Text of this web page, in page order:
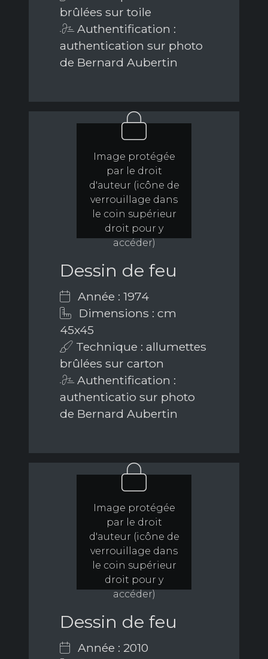
brûlées sur toile
Authentification :
authentication sur photo
de Bernard Aubertin
Image protégée
par le droit
d'auteur (icône de
verrouillage dans
le coin supérieur
droit pour y
accéder)
Dessin de feu
Année : 1974
Dimensions : cm
45x45
Technique : allumettes
brûlées sur carton
Authentification :
authenticatio sur photo
de Bernard Aubertin
Image protégée
par le droit
d'auteur (icône de
verrouillage dans
le coin supérieur
droit pour y
accéder)
Dessin de feu
Année : 2010